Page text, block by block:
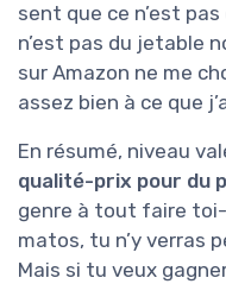
sent que ce n’est
n’est pas du jetable
sur Amazon ne me
assez bien à ce que
En résumé, niveau
qualité-prix pour du
genre à tout faire
matos, tu n’y verras
Mais si tu veux